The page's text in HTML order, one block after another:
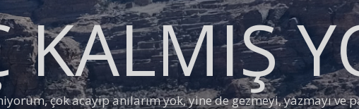
KALMIŞ
çok acayip anılarım yok, yine de gezmeyi, yazmayı ve